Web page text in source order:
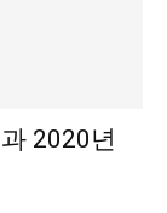
2020년